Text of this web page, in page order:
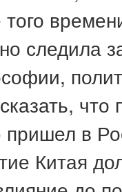
следила
что
пришел в
Китая